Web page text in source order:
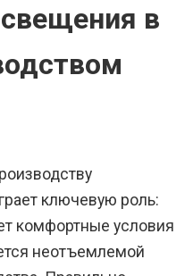
в
ключевую роль:
комфортные условия
неотъемлемой